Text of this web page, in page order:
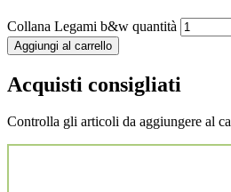
Collana Legami b&w quantità
Aggiungi al carrello
Acquisti consigliati
Controlla gli articoli da aggiungere al